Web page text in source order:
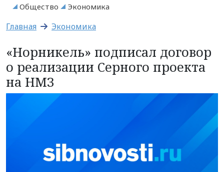
Общество
Экономика
Главная Экономика
«Норникель» подписал договор
о реализации Серного проекта
на НМЗ